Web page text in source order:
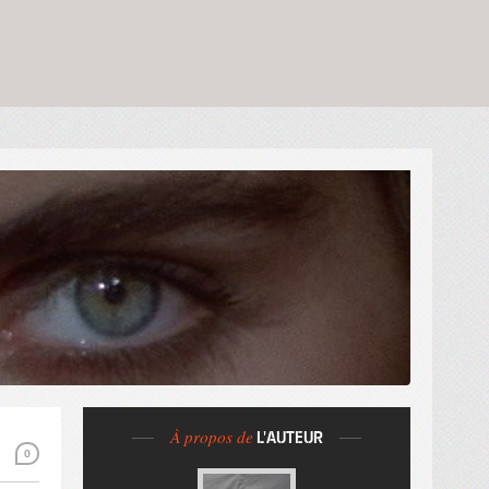
0
À propos de L'AUTEUR